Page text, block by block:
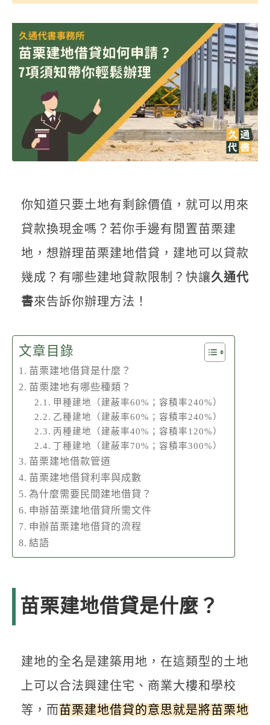
申貸Q&A
久通專欄
時事解析
生活理財
房產Q&A
網友都在問
你知道只要土地有剩餘價值，就可以用來
貸款換現金嗎？若你手邊有閒置苗栗建
地，想辦理苗栗建地借貸，建地可以貸款
幾成？有哪些建地貸款限制？快讓久通代
書來告訴你辦理方法！
文章目錄
苗栗建地借貸是什麼？
苗栗建地有哪些種類？
甲種建地（建蔽率60%；容積率240%）
乙種建地（建蔽率60%；容積率240%）
丙種建地（建蔽率40%；容積率120%）
丁種建地（建蔽率70%；容積率300%）
苗栗建地借款管道
苗栗建地借貸利率與成數
為什麼需要民間建地借貸？
申辦苗栗建地借貸所需文件
申辦苗栗建地借貸的流程
結語
苗栗建地借貸是什麼？
建地的全名是建築用地，在這類型的土地
上可以合法興建住宅、商業大樓和學校
等，而苗栗建地借貸的意思就是將苗栗地